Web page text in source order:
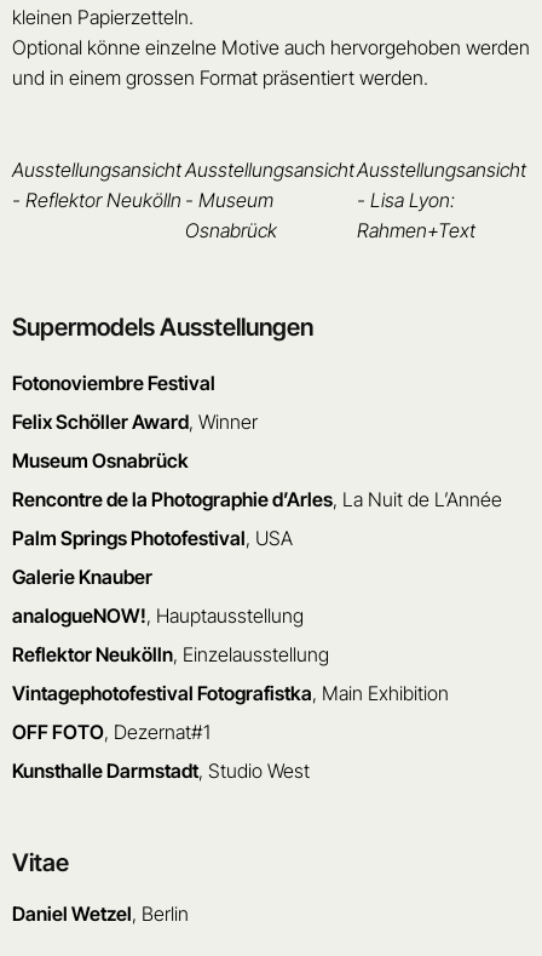
kleinen Papierzetteln.
Optional könne einzelne Motive auch hervorgehoben werden
und in einem grossen Format präsentiert werden.
Ausstellungsansicht
- Reflektor Neukölln
Ausstellungsansicht
- Museum
Osnabrück
Ausstellungsansicht
- Lisa Lyon:
Rahmen+Text
Supermodels Ausstellungen
Fotonoviembre Festival
Felix Schöller Award, Winner
Museum Osnabrück
Rencontre de la Photographie d’Arles, La Nuit de L’Année
Palm Springs Photofestival, USA
Galerie Knauber
analogueNOW!, Hauptausstellung
Reflektor Neukölln, Einzelausstellung
Vintagephotofestival Fotografistka, Main Exhibition
OFF FOTO, Dezernat#1
Kunsthalle Darmstadt, Studio West
Vitae
Daniel Wetzel, Berlin